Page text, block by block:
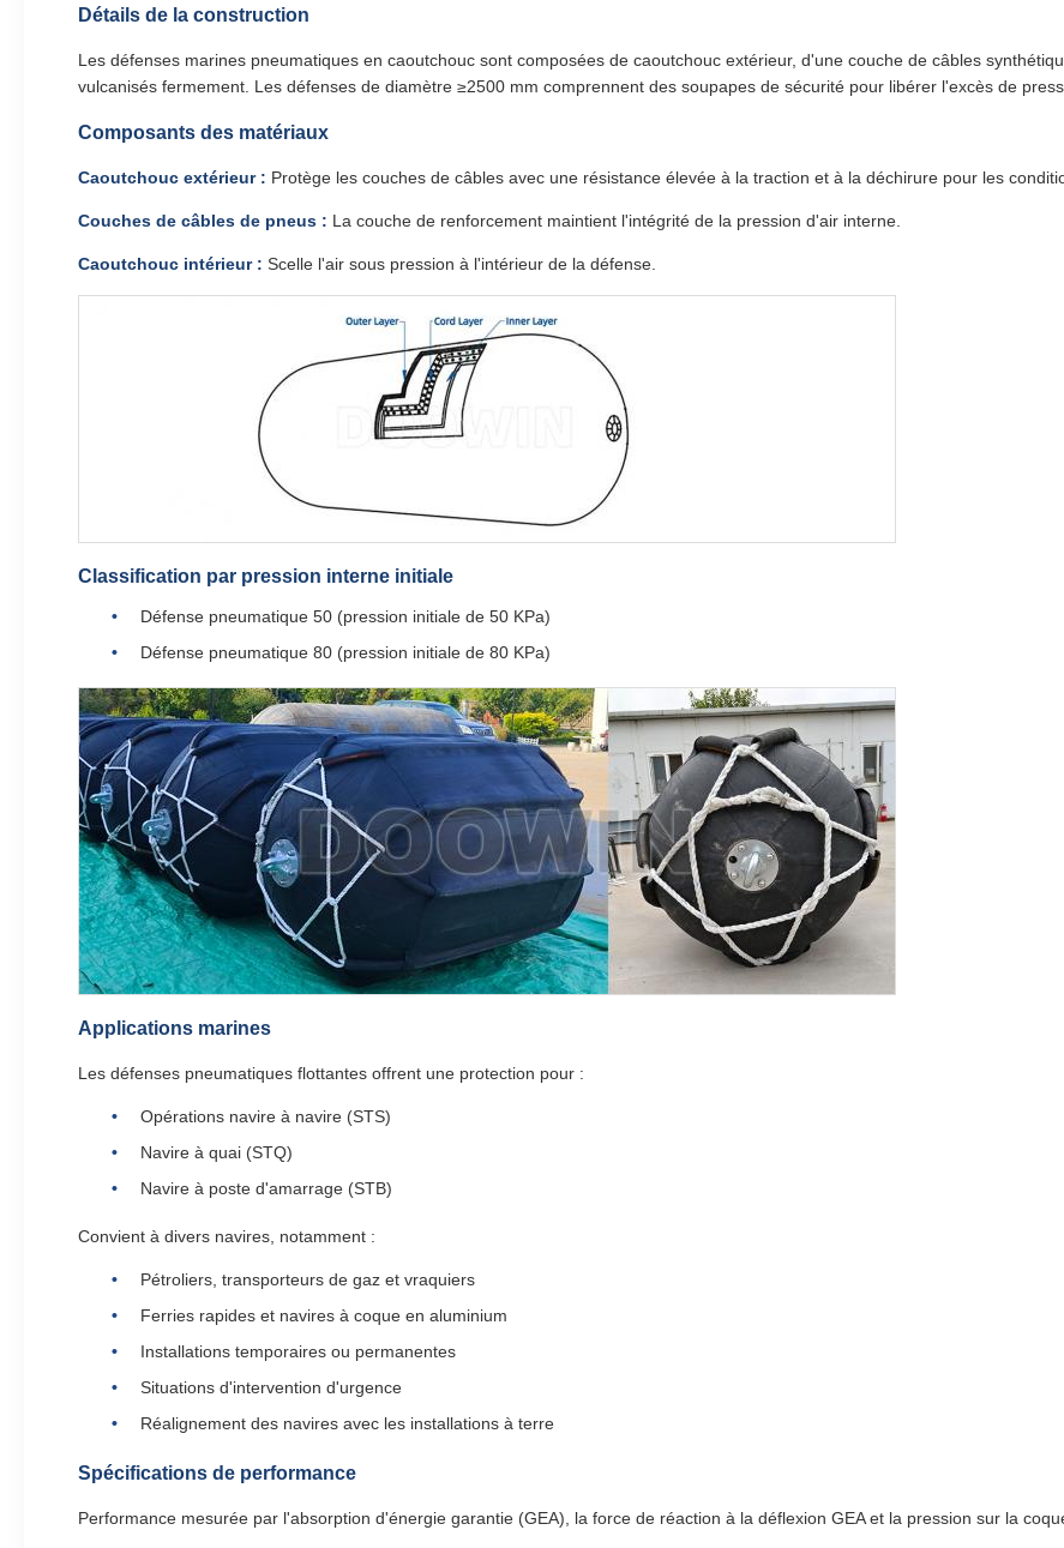
Détails de la construction
Les défenses marines pneumatiques en caoutchouc sont composées de caoutchouc extérieur, d'une couche de câbles
vulcanisés fermement. Les défenses de diamètre ≥2500 mm comprennent des soupapes de sécurité pour libérer l'excès de
Composants des matériaux
Caoutchouc extérieur : Protège les couches de câbles avec une résistance élevée à la traction et à la déchirure pour les
Couches de câbles de pneus : La couche de renforcement maintient l'intégrité de la pression d'air interne.
Caoutchouc intérieur : Scelle l'air sous pression à l'intérieur de la défense.
Classification par pression interne initiale
Défense pneumatique 50 (pression initiale de 50 KPa)
Défense pneumatique 80 (pression initiale de 80 KPa)
Applications marines
Les défenses pneumatiques flottantes offrent une protection pour :
Opérations navire à navire (STS)
Navire à quai (STQ)
Navire à poste d'amarrage (STB)
Convient à divers navires, notamment :
Pétroliers, transporteurs de gaz et vraquiers
Ferries rapides et navires à coque en aluminium
Installations temporaires ou permanentes
Situations d'intervention d'urgence
Réalignement des navires avec les installations à terre
Spécifications de performance
Performance mesurée par l'absorption d'énergie garantie (GEA), la force de réaction à la déflexion GEA et la pression sur la